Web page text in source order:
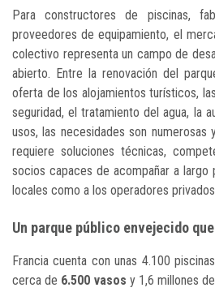
Para constructores de piscinas,
proveedores de equipamiento, el
colectivo representa un campo de
abierto. Entre la renovación del
oferta de los alojamientos turísticos,
seguridad, el tratamiento del agua, la
usos, las necesidades son
requiere soluciones técnicas,
socios capaces de acompañar a largo
locales como a los operadores privados.
Un parque público envejecido
Francia cuenta con unas 4.100
cerca de 6.500 vasos y 1,6 millones